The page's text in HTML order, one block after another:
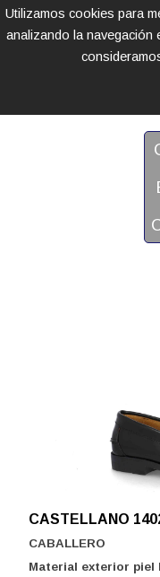
Utilizamos cookies para
analizando la navegación
CASTELLANO
CABALLERO
Material exterior